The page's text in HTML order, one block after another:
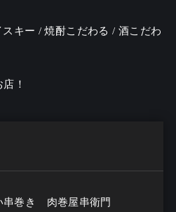
キー / 焼酎こだわる / 酒こだわ
！
串巻き 肉巻屋串衛門